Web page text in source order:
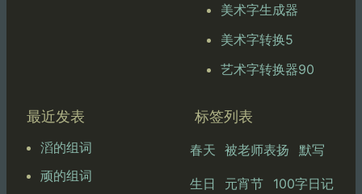
美术字生成器
美术字转换5
艺术字转换器90
最近发表
滔的组词
顽的组词
标签列表
春天 被老师表扬 默写
生日 元宵节 100字日记